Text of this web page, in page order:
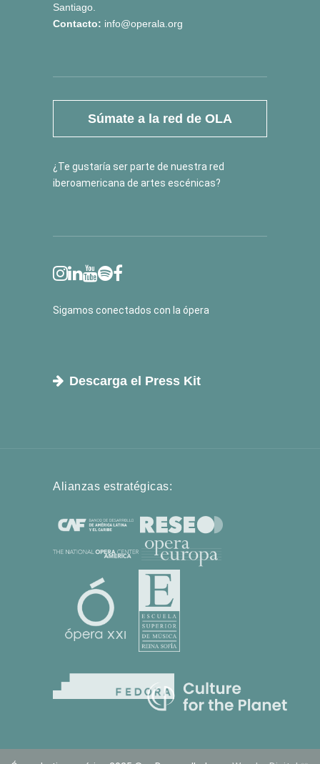
Santiago.
Contacto: info@operala.org
Súmate a la red de OLA
¿Te gustaría ser parte de nuestra red
iberoamericana de artes escénicas?
Sigamos conectados con la ópera
Descarga el Press Kit
Alianzas estratégicas: